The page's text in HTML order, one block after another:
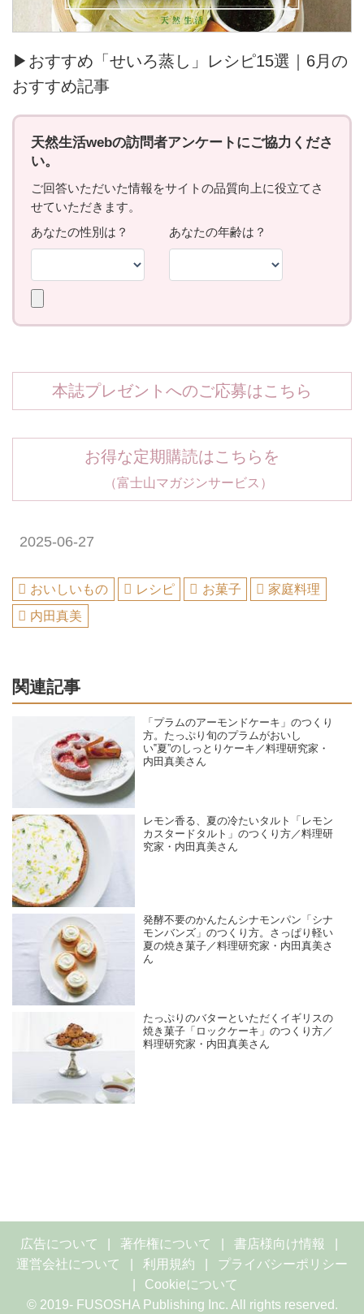
▶おすすめ「せいろ蒸し」レシピ15選｜6月の
おすすめ記事
本誌プレゼントへのご応募はこちら
お得な定期購読はこちらを
（富士山マガジンサービス）
2025-06-27
おいしいもの レシピ お菓子
家庭料理
内田真美
関連記事
「プラムのアーモンドケーキ」のつくり
方。たっぷり旬のプラムがおいし
い‟夏”のしっとりケーキ／料理研究家・
内田真美さん
レモン香る、夏の冷たいタルト「レモン
カスタードタルト」のつくり方／料理研
究家・内田真美さん
発酵不要のかんたんシナモンパン「シナ
モンバンズ」のつくり方。さっぱり軽い
夏の焼き菓子／料理研究家・内田真美さ
ん
たっぷりのバターといただくイギリスの
焼き菓子「ロックケーキ」のつくり方／
料理研究家・内田真美さん
広告について 著作権について
書店様向け情報
運営会社について
利用規約
プライバシーポリシー
Cookieについて
© 2019- FUSOSHA Publishing Inc. All rights reserved.